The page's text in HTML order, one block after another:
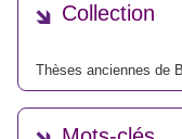
Collection
Thèses anciennes de